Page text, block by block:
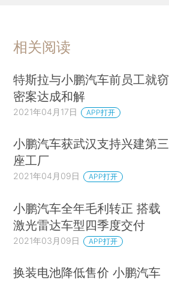
相关阅读
特斯拉与小鹏汽车前员工就窃
密案达成和解
2021年04月17日 APP打开
小鹏汽车获武汉支持兴建第三
座工厂
2021年04月09日 APP打开
小鹏汽车全年毛利转正 搭载
激光雷达车型四季度交付
2021年03月09日 APP打开
换装电池降低售价 小鹏汽车